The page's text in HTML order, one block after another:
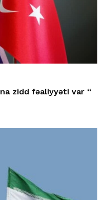
zidd fəaliyyəti var “